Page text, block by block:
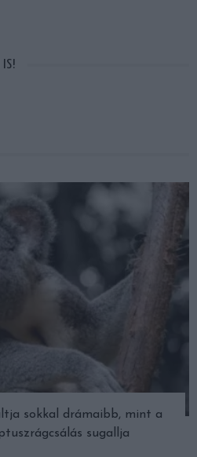
IS!
sokkal drámaibb, mint a
sugallja